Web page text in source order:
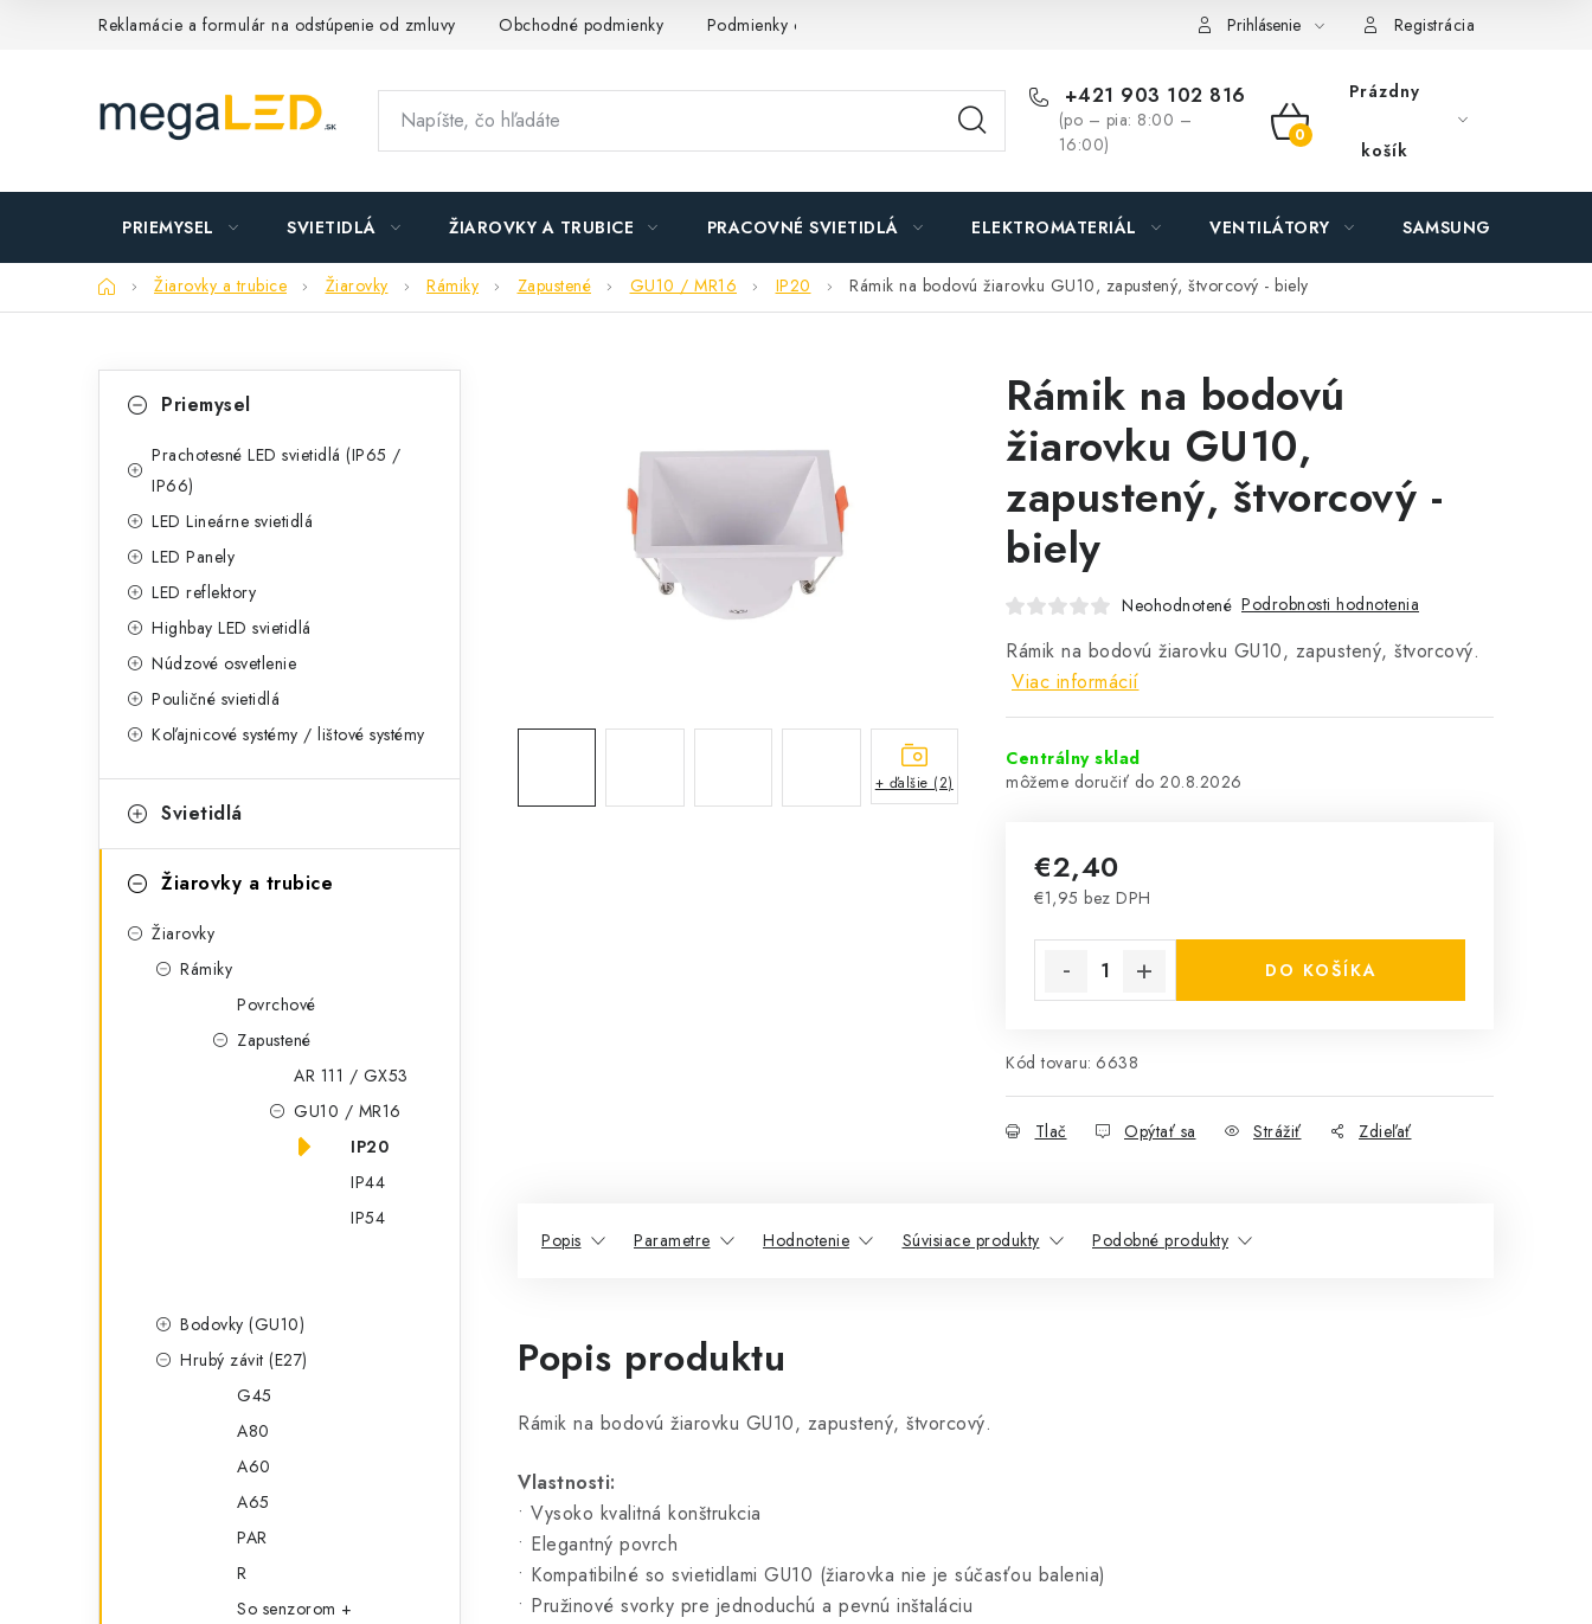
Reklamácie a formulár na odstúpenie od zmluvy Obchodné podmienky Podmienky ochrany osobných údajov O nás - MEGALED & JANTON Zákamenné Zľavy pre profíkov
Prihlásenie Registrácia
+421 903 102 816
(po – pia: 8:00 –
16:00)
NÁKUPNÝ
KOŠÍK
Prázdny
košík
PRIEMYSEL SVIETIDLÁ ŽIAROVKY A TRUBICE PRACOVNÉ SVIETIDLÁ ELEKTROMATERIÁL VENTILÁTORY SAMSUNG SVIETIDLÁ
DomovŽiarovky a trubice Žiarovky Rámiky Zapustené GU10 / MR16 IP20 Rámik na bodovú žiarovku GU10, zapustený, štvorcový - biely
l
kategóriePriemysel
Prachotesné LED svietidlá (IP65 /
IP66)
LED Lineárne svietidlá
LED Panely
LED reflektory
Highbay LED svietidlá
Núdzové osvetlenie
Pouličné svietidlá
Koľajnicové systémy / lištové systémy
Svietidlá
Žiarovky a trubice
Žiarovky
Rámiky
Povrchové
Zapustené
AR 111 / GX53
GU10 / MR16
IP20
IP44
IP54
Bodovky (GU10)
Hrubý závit (E27)
G45
A80
A60
A65
PAR
R
So senzorom +
Rámik na bodovú
žiarovku GU10,
zapustený, štvorcový -
biely
Neohodnotené Podrobnosti hodnotenia
Rámik na bodovú žiarovku GU10, zapustený, štvorcový.
Viac informácií
Centrálny sklad
20.8.2026
€2,40
€1,95 bez DPH
DO KOŠÍKA
Kód tovaru: 6638
Tlač Opýtať sa Strážiť Zdieľať
+ ďalšie (2)
Popis Parametre Hodnotenie Súvisiace produkty Podobné produkty
Popis produktu
Rámik na bodovú žiarovku GU10, zapustený, štvorcový.
Vlastnosti:
• Vysoko kvalitná konštrukcia
• Elegantný povrch
• Kompatibilné so svietidlami GU10 (žiarovka nie je súčasťou balenia)
• Pružinové svorky pre jednoduchú a pevnú inštaláciu